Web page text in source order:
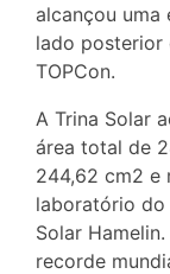
alcançou uma
lado posterior
TOPCon.
A Trina Solar
área total de
244,62 cm2 e
laboratório do
Solar
recorde